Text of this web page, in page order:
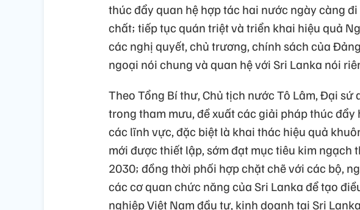
thúc đẩy quan hệ hợp tác hai nước ngày càng
chất; tiếp tục quán triệt và triển khai hiệu quả
các nghị quyết, chủ trương, chính sách của
ngoại nói chung và quan hệ với Sri Lanka nói
Theo Tổng Bí thư, Chủ tịch nước Tô Lâm, Đại sứ
trong tham mưu, đề xuất các giải pháp thúc
các lĩnh vực, đặc biệt là khai thác hiệu quả
mới được thiết lập, sớm đạt mục tiêu kim ngạch
2030; đồng thời phối hợp chặt chẽ với các bộ,
các cơ quan chức năng của Sri Lanka để tạo
nghiệp Việt Nam đầu tư, kinh doanh tại Sri